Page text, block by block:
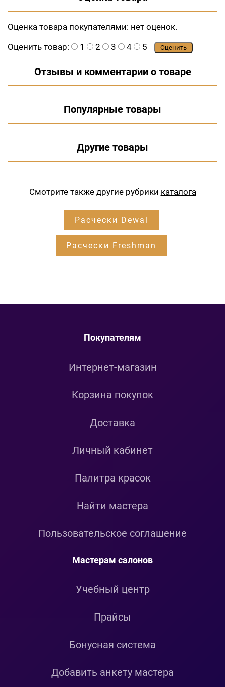
Оценка товара покупателями: нет оценок.
Оценить товар:
1 2 3 4 5 Оценить
Отзывы и комментарии о товаре
Популярные товары
Другие товары
Смотрите также другие рубрики каталога
Расчески Dewal
Расчески Freshman
Покупателям
Интернет-магазин
Корзина покупок
Доставка
Личный кабинет
Палитра красок
Найти мастера
Пользовательское соглашение
Мастерам салонов
Учебный центр
Прайсы
Бонусная система
Добавить анкету мастера